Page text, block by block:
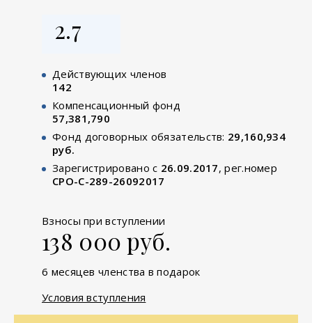
2.7
Действующих членов
142
Компенсационный фонд
57,381,790
Фонд договорных обязательств: 29,160,934
руб.
Зарегистрировано с 26.09.2017, рег.номер
СРО-С-289-26092017
Взносы при вступлении
138 000 руб.
6 месяцев членства в подарок
Условия вступления